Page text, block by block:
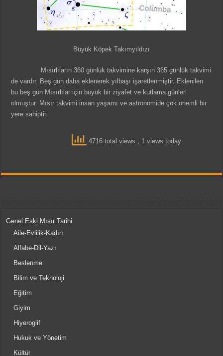
Büyük Köpek Takımyıldızı
Mısırlıların 360 günlük takvimine karşın 365 günlük takvimi
de vardır. Beş gün daha eklenerek yılbaşı işaretlenmiştir. Eklenilen
bu beş gün Mısırlılar için büyük bir ziyafet ve kutlama günleri
olmuştur. Mısır takvimi insan yaşamı ve astronomide çok önemli bir
yere sahiptir.
4716 total views , 1 views today
Genel Eski Mısır Tarihi
Aile-Evlilik-Kadın
Alfabe-Dil-Yazı
Beslenme
Bilim ve Teknoloji
Eğitim
Giyim
Hiyeroglif
Hukuk ve Yönetim
Kültür